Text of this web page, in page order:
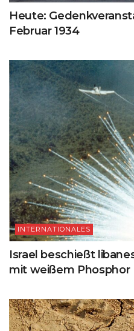
Heute:
Februar 1934
INTERNATIONALES
Israel beschießt
mit weißem Phosphor